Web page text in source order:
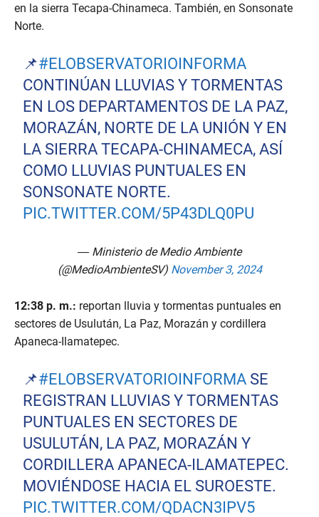
en la sierra Tecapa-Chinameca. También, en Sonsonate
Norte.
📌#ELOBSERVATORIOINFORMA
CONTINÚAN LLUVIAS Y TORMENTAS
EN LOS DEPARTAMENTOS DE LA PAZ,
MORAZÁN, NORTE DE LA UNIÓN Y EN
LA SIERRA TECAPA-CHINAMECA, ASÍ
COMO LLUVIAS PUNTUALES EN
SONSONATE NORTE.
PIC.TWITTER.COM/5P43DLQ0PU
— Ministerio de Medio Ambiente
(@MedioAmbienteSV) November 3, 2024
12:38 p. m.: reportan lluvia y tormentas puntuales en
sectores de Usulután, La Paz, Morazán y cordillera
Apaneca-Ilamatepec.
📌#ELOBSERVATORIOINFORMA SE
REGISTRAN LLUVIAS Y TORMENTAS
PUNTUALES EN SECTORES DE
USULUTÁN, LA PAZ, MORAZÁN Y
CORDILLERA APANECA-ILAMATEPEC.
MOVIÉNDOSE HACIA EL SUROESTE.
PIC.TWITTER.COM/QDACN3IPV5